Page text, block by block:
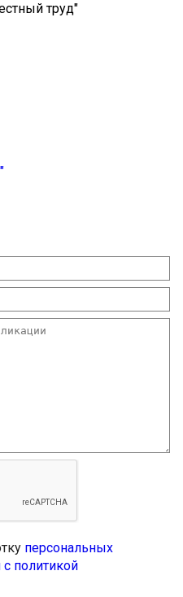
труд"
персональных
политикой